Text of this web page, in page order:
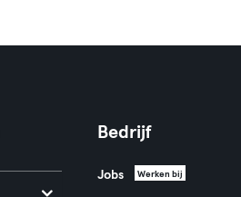
Bedrijf
Jobs Werken bij